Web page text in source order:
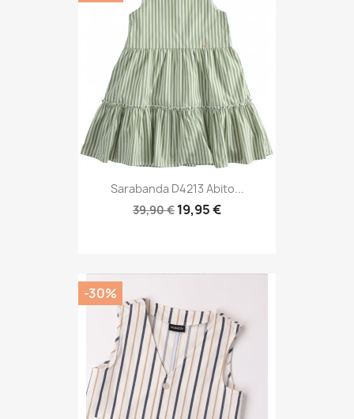
Sarabanda D4213 Abito...
39,90 € 19,95 €
-30%